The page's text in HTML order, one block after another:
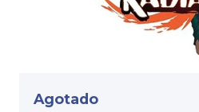
Agotado